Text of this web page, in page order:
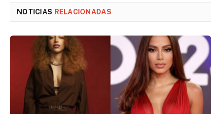
NOTICIAS RELACIONADAS